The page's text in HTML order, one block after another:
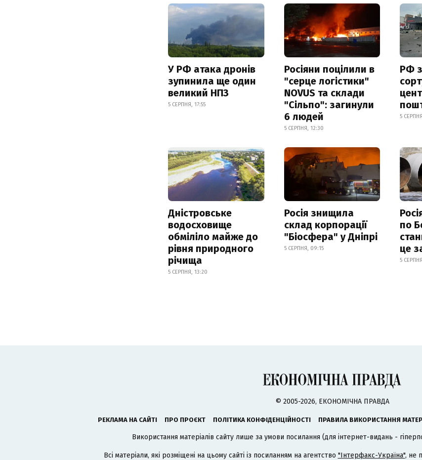
У РФ атака дронів
зупинила ще один
великий НПЗ
5 СЕРПНЯ, 17:55
Росіяни поцілили в
"серце логістики"
NOVUS та склади
"Сільпо": загинули
6 людей
5 СЕРПНЯ, 12:30
РФ
5
Дністровське
водосховище
обміліло майже до
рівня природного
річища
5 СЕРПНЯ, 13:20
Росія знищила
склад корпорації
"Біосфера" у Дніпрі
5 СЕРПНЯ, 09:15
по
це
5
© 2005-2026, ЕКОНОМІЧНА ПРАВДА
РЕКЛАМА НА САЙТІ ПРО ПРОЄКТ ПОЛІТИКА КОНФІДЕНЦІЙНОСТІ ПРАВИЛА ВИКОРИСТАННЯ
Використання матеріалів сайту лише за умови посилання (для інтернет-видань -
Всі матеріали, які розміщені на цьому сайті із посиланням на агентство "Інтерфакс-Україна", не